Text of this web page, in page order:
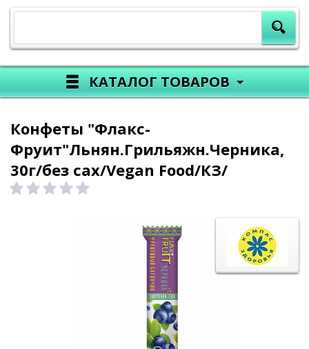
КАТАЛОГ ТОВАРОВ
Конфеты "Флакс-
Фруит"Льнян.Грильяжн.Черника,
30г/без сах/Vegan Food/КЗ/